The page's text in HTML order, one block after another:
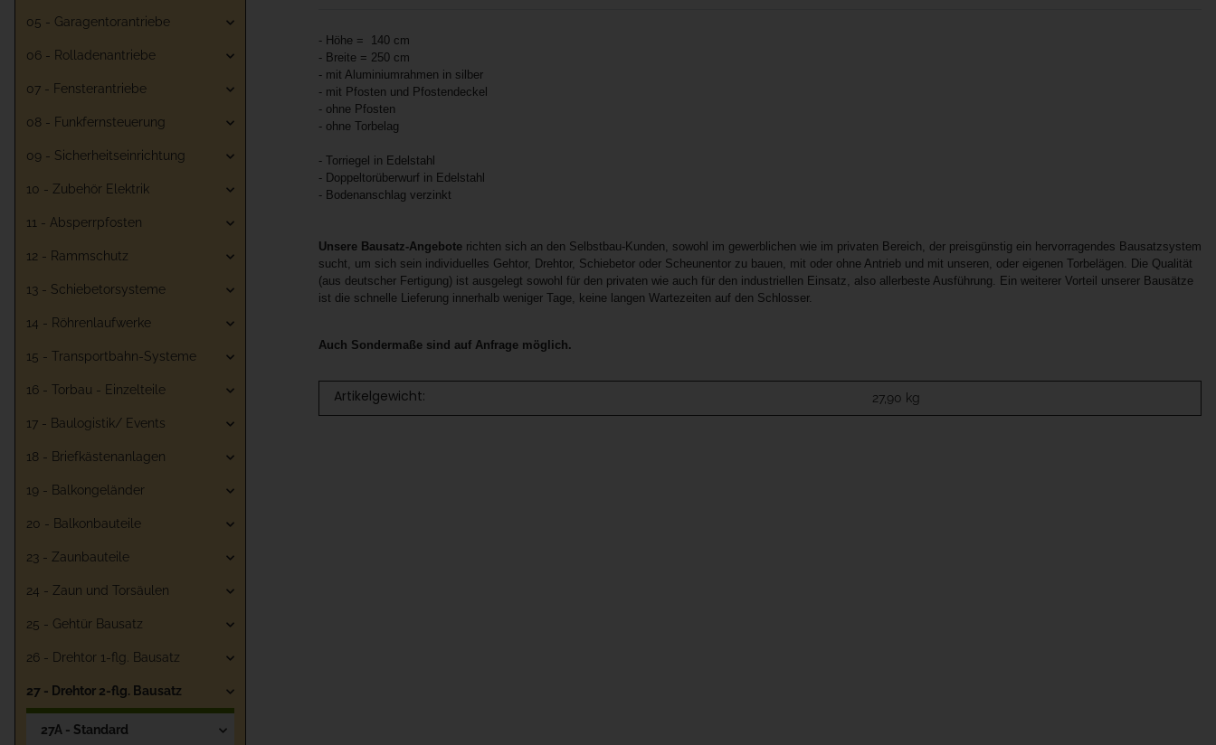
- Höhe = 140 cm
- Breite = 250 cm
- mit Aluminiumrahmen in silber
- mit Pfosten und Pfostendeckel
- ohne Pfosten
- ohne Torbelag
- Torriegel in Edelstahl
- Doppeltorüberwurf in Edelstahl
- Bodenanschlag verzinkt
Unsere Bausatz-Angebote richten sich an den Selbstbau-Kunden, sowohl im gewerblichen wie im privaten Bereich, der preisgünstig ein hervorragendes Bausatzsystem
sucht, um sich sein individuelles Gehtor, Drehtor, Schiebetor oder Scheunentor zu bauen, mit oder ohne Antrieb und mit unseren, oder eigenen Torbelägen. Die Qualität
(aus deutscher Fertigung) ist ausgelegt sowohl für den privaten wie auch für den industriellen Einsatz, also allerbeste Ausführung. Ein weiterer Vorteil unserer Bausätze
ist die schnelle Lieferung innerhalb weniger Tage, keine langen Wartezeiten auf den Schlosser.
Auch Sondermaße sind auf Anfrage möglich.
Artikelgewicht: 27,90 kg
05 - Garagentorantriebe
06 - Rolladenantriebe
07 - Fensterantriebe
08 - Funkfernsteuerung
09 - Sicherheitseinrichtung
10 - Zubehör Elektrik
11 - Absperrpfosten
12 - Rammschutz
13 - Schiebetorsysteme
14 - Röhrenlaufwerke
15 - Transportbahn-Systeme
16 - Torbau - Einzelteile
17 - Baulogistik/ Events
18 - Briefkästenanlagen
19 - Balkongeländer
20 - Balkonbauteile
23 - Zaunbauteile
24 - Zaun und Torsäulen
25 - Gehtür Bausatz
26 - Drehtor 1-flg. Bausatz
27 - Drehtor 2-flg. Bausatz
27A - Standard